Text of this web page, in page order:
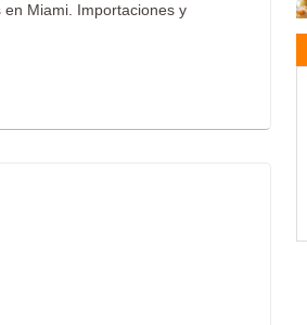
Miami. Importaciones y